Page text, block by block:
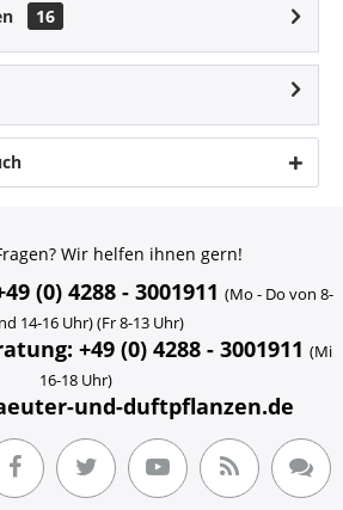
16
Wir helfen ihnen gern!
(0) 4288 - 3001911 (Mo - Do von 8-
14-16 Uhr) (Fr 8-13 Uhr)
+49 (0) 4288 - 3001911 (Mi
16-18 Uhr)
und-duftpflanzen.de